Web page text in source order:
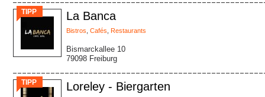
TIPP La Banca
Bistros Cafés Restaurants
Bismarckallee 10
79098 Freiburg
TIPP Loreley - Biergarten